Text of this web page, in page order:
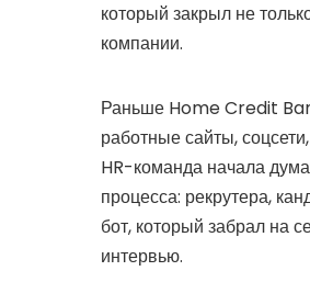
который закрыл не
компании.
Раньше Home Credit
работные сайты,
HR-команда начала
процесса: рекрутера,
бот, который забрал на
интервью.